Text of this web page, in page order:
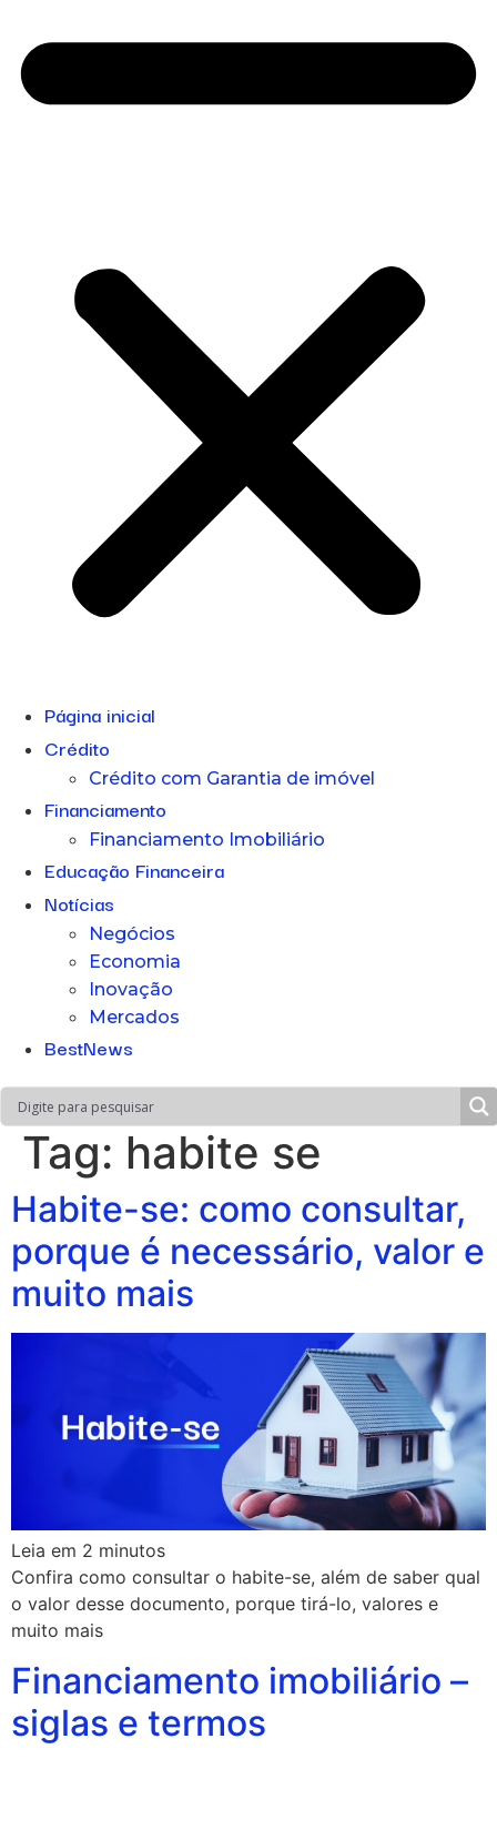
Página inicial
Crédito
Crédito com Garantia de imóvel
Financiamento
Financiamento Imobiliário
Educação Financeira
Notícias
Negócios
Economia
Inovação
Mercados
BestNews
Tag: habite se
Habite-se: como consultar,
porque é necessário, valor e
muito mais
Leia em 2 minutos
Confira como consultar o habite-se, além de saber qual
o valor desse documento, porque tirá-lo, valores e
muito mais
Financiamento imobiliário –
siglas e termos